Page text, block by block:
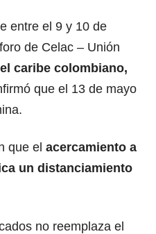
entre el 9 y 10 de
de Celac – Unión
caribe colombiano,
que el 13 de mayo
que el acercamiento a
un distanciamiento
no reemplaza el